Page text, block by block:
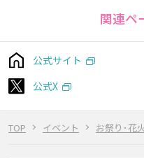
TOP イベント お祭り･花
関連ペ
公式サイト
公式X